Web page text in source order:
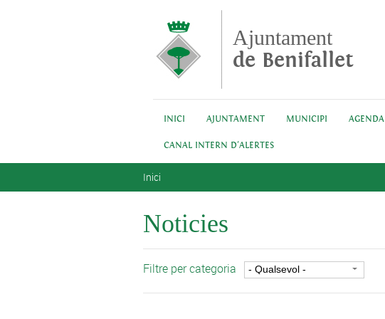
Ajuntament
de Benifallet
INICI AJUNTAMENT MUNICIPI AGENDA
CANAL INTERN D'ALERTES
Inici
Noticies
Filtre per categoria